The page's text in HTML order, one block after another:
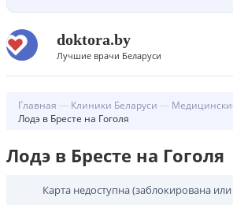
doktora.by
Лучшие врачи Беларуси
Главная Клиники Беларуси
Лодэ в Бресте на Гоголя
Лодэ в Бресте на Гоголя